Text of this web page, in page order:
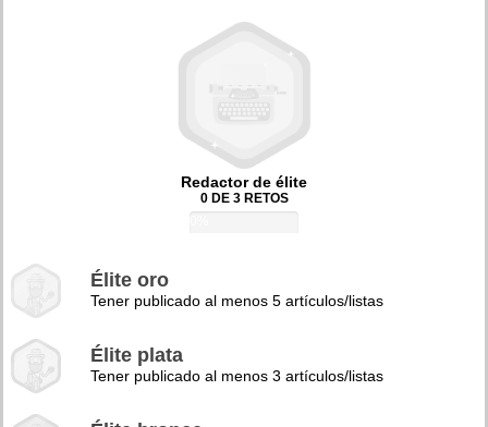
Redactor de élite
0 DE 3 RETOS
Élite oro
Tener publicado al menos 5 artículos/listas
Élite plata
Tener publicado al menos 3 artículos/listas